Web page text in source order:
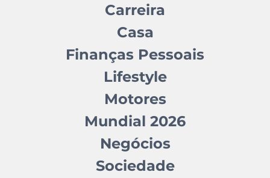
Carreira
Casa
Finanças Pessoais
Lifestyle
Motores
Mundial 2026
Negócios
Sociedade